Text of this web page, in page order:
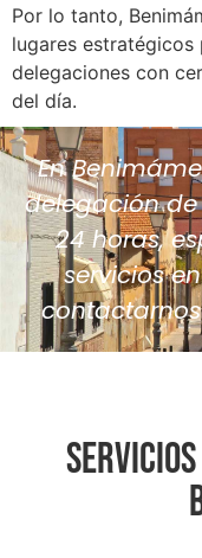
Por lo tanto,
lugares estratégicos
delegaciones con
del día.
En
delegación
24 horas,
servicios